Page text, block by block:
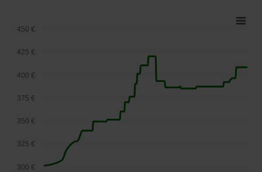
300 €
325 €
350 €
375 €
400 €
425 €
450 €